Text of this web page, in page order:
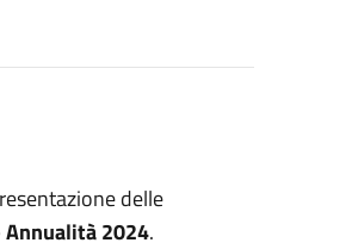
delle
Annualità 2024.